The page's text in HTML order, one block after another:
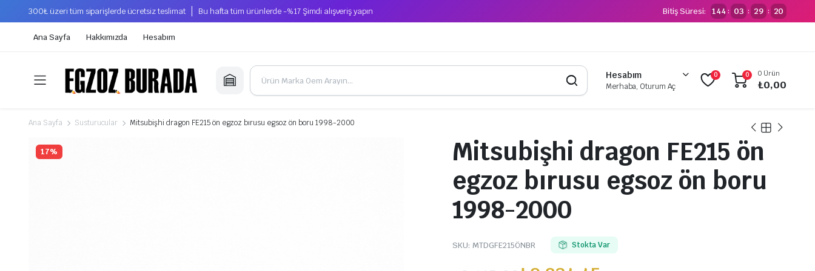
300₺ üzeri tüm siparişlerde ücretsiz teslimat Bu hafta tüm ürünlerde -%17 Şimdi alışveriş yapın Bitiş Süresi: 144 : 03 : 29 : 20
Ana Sayfa Hakkımızda Hesabım
Hesabım
Merhaba, Oturum Aç
0 0 0 Ürün
₺0,00
Ana Sayfa Susturucular Mitsubişhi dragon FE215 ön egzoz bırusu egsoz ön boru 1998-2000
17%
Mitsubişhi dragon FE215 ön
egzoz bırusu egsoz ön boru
1998-2000
SKU: MTDGFE215ÖNBR Stokta Var